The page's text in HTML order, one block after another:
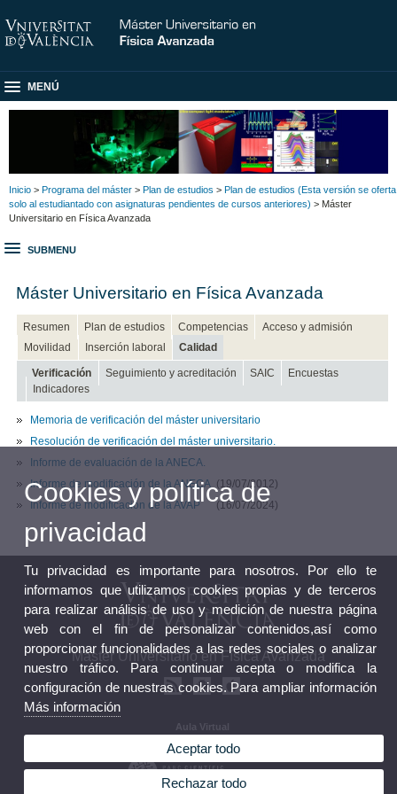
MENÚ
Inicio > Programa del máster > Plan de estudios > Plan de estudios (Esta versión se oferta
solo al estudiantado con asignaturas pendientes de cursos anteriores) > Máster
Universitario en Física Avanzada
SUBMENU
Máster Universitario en Física Avanzada
Resumen Plan de estudios Competencias
Acceso y admisión
Movilidad
Inserción laboral Calidad
Verificación Seguimiento y acreditación SAIC
Encuestas
Indicadores
Memoria de verificación del máster universitario
Resolución de verificación del máster universitario.
Informe de evaluación de la ANECA.
Informe de modificación de la ANECA (19/07/2012)
Informe de modificación de la AVAP(16/07/2024)
Máster Universitario en Física Avanzada
Aula Virtual
Cookies y política de
privacidad
Tu privacidad es importante para nosotros. Por ello te
informamos que utilizamos cookies propias y de terceros
para realizar análisis de uso y medición de nuestra página
web con el fin de personalizar contenidos,así como
proporcionar funcionalidades a las redes sociales o analizar
nuestro tráfico. Para continuar acepta o modifica la
configuración de nuestras cookies. Para ampliar información
Más información
Aceptar todo
Rechazar todo